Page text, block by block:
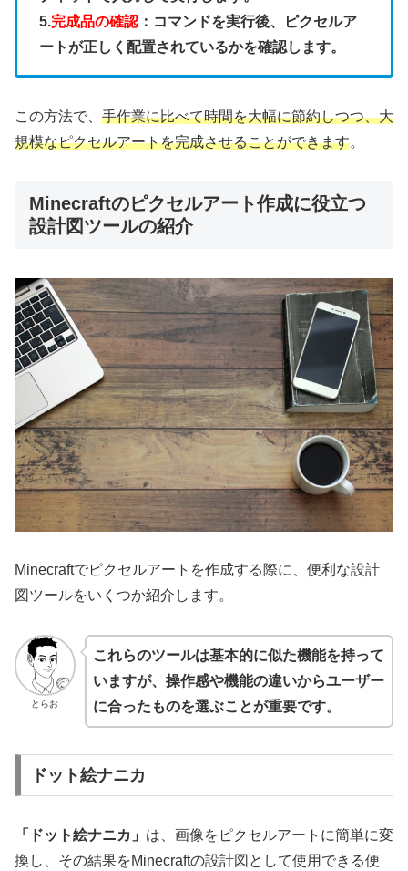
5.完成品の確認 ：コマンドを実行後、ピクセルア
ートが正しく配置されているかを確認します。
この方法で、 手作業に比べて時間を大幅に節約しつつ、大
規模なピクセルアートを完成させることができます。
Minecraftのピクセルアート作成に役立つ
設計図ツールの紹介
Minecraftでピクセルアートを作成する際に、便利な設計
図ツールをいくつか紹介します。
とらお
これらのツールは基本的に似た機能を持って
いますが、操作感や機能の違いからユーザー
に合ったものを選ぶことが重要です。
ドット絵ナニカ
「ドット絵ナニカ」 は、画像をピクセルアートに簡単に変
換し、その結果をMinecraftの設計図として使用できる便